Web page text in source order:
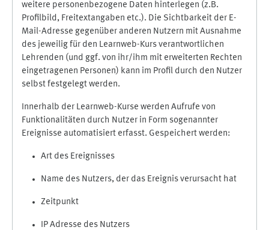
weitere personenbezogene Daten hinterlegen (z.B.
Profilbild, Freitextangaben etc.). Die Sichtbarkeit der E-
Mail-Adresse gegenüber anderen Nutzern mit Ausnahme
des jeweilig für den Learnweb-Kurs verantwortlichen
Lehrenden (und ggf. von ihr/ihm mit erweiterten Rechten
eingetragenen Personen) kann im Profil durch den Nutzer
selbst festgelegt werden.
Innerhalb der Learnweb-Kurse werden Aufrufe von
Funktionalitäten durch Nutzer in Form sogenannter
Ereignisse automatisiert erfasst. Gespeichert werden:
Art des Ereignisses
Name des Nutzers, der das Ereignis verursacht hat
Zeitpunkt
IP Adresse des Nutzers